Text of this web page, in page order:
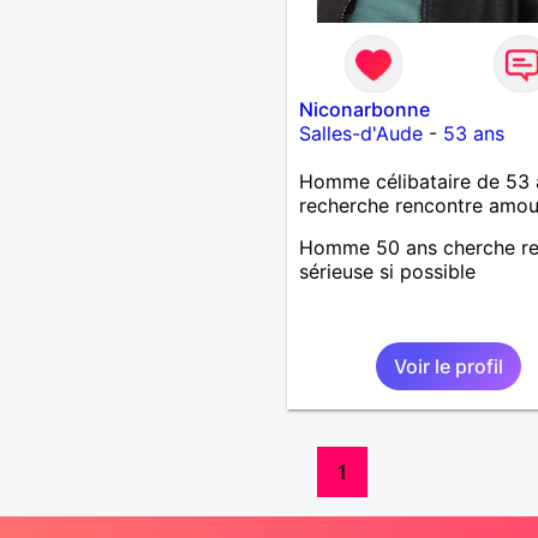
Niconarbonne
Salles-d'Aude- 53 ans
Homme célibataire de 53
recherche rencontre
Homme 50 ans cherche
sérieuse si possible
Voir le profil
1